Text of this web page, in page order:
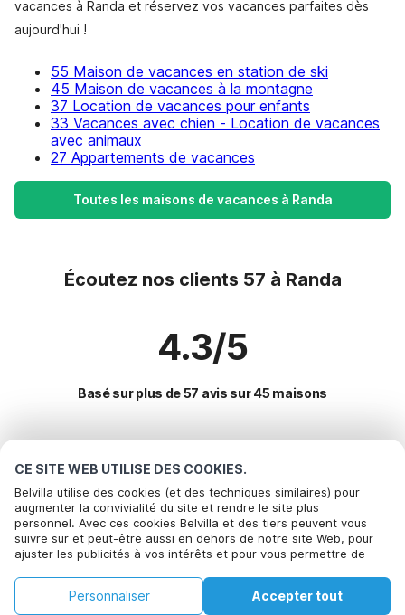
CE SITE WEB UTILISE DES COOKIES.
Belvilla utilise des cookies (et des techniques similaires) pour
augmenter la convivialité du site et rendre le site plus
personnel. Avec ces cookies Belvilla et des tiers peuvent vous
suivre sur et peut-être aussi en dehors de notre site Web, pour
ajuster les publicités à vos intérêts et pour vous permettre de
Accepter, vous acceptez de le faire. Plus d'informations peuvent
être trouvées dans notre
politique de cookie.
Accepter tout
Personnaliser
vacances à Randa et réservez vos vacances parfaites dès
aujourd'hui !
55 Maison de vacances en station de ski
45 Maison de vacances à la montagne
37 Location de vacances pour enfants
33 Vacances avec chien - Location de vacances
avec animaux
27 Appartements de vacances
Toutes les maisons de vacances à Randa
Écoutez nos clients 57 à Randa
4.3/5
Basé sur plus de 57 avis sur 45 maisons
Destinations les plus populaires pour les
vacances
Villes offrant les meilleures commodités pour les vacances
Maison de vacances en station de ski orsieres
Maison de vacances en station de ski champery
Maison de vacances en station de ski val-dilliez
Commodités populaires pour les vacances en Randa
Maison de vacances en station de ski
Villes populaires pour les vacances en Valais